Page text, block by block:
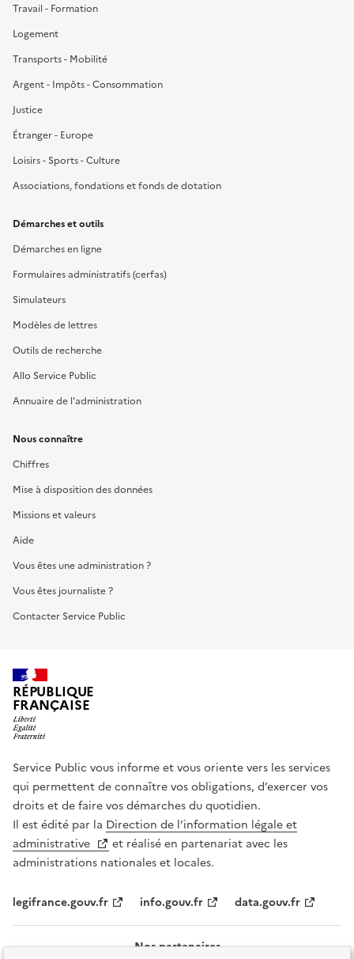
Travail - Formation
Logement
Transports - Mobilité
Argent - Impôts - Consommation
Justice
Étranger - Europe
Loisirs - Sports - Culture
Associations, fondations et fonds de dotation
Démarches et outils
Démarches en ligne
Formulaires administratifs (cerfas)
Simulateurs
Modèles de lettres
Outils de recherche
Allo Service Public
Annuaire de l'administration
Nous connaître
Chiffres
Mise à disposition des données
Missions et valeurs
Aide
Vous êtes une administration ?
Vous êtes journaliste ?
Contacter Service Public
RÉPUBLIQUE
FRANÇAISE
Service Public vous informe et vous oriente vers les services
qui permettent de connaître vos obligations, d’exercer vos
droits et de faire vos démarches du quotidien.
Il est édité par la Direction de l’information légale et
administrative
et réalisé en partenariat avec les
administrations nationales et locales.
legifrance.gouv.fr info.gouv.fr data.gouv.fr
Nos partenaires